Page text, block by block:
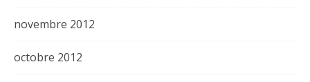
novembre 2012
octobre 2012